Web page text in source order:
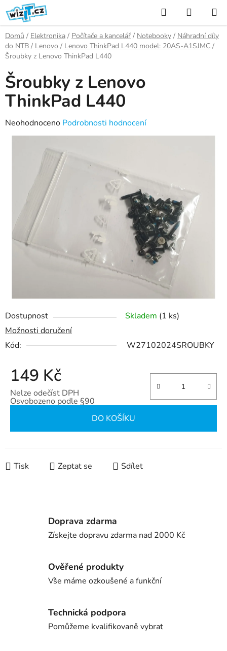
Přejít
na
obsah
Hledat
KOŠÍK
Domů / Elektronika / Počítače a kancelář / Notebooky / Náhradní díly
do NTB / Lenovo / Lenovo ThinkPad L440 model: 20AS-A1SJMC /
Šroubky z Lenovo ThinkPad L440
Dostupnost Skladem (1 ks)
Možnosti doručení
Kód:
W27102024SROUBKY
149 Kč
Nelze odečíst DPH
Osvobozeno podle §90
DO KOŠÍKU
Tisk Zeptat se Sdílet
Šroubky z Lenovo
ThinkPad L440
Průměrné
hodnocení
hvězdiček.
Neohodnoceno Podrobnosti hodnocení
Doprava zdarma
Získejte dopravu zdarma nad 2000 Kč
Ověřené produkty
Vše máme ozkoušené a funkční
Technická podpora
Pomůžeme kvalifikovaně vybrat